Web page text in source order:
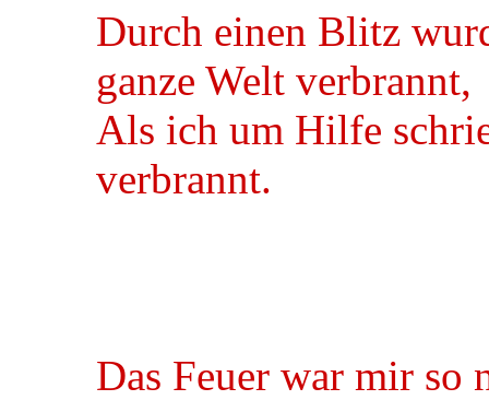
Durch einen Blitz
ganze Welt verbrannt,
Als ich um Hilfe
verbrannt.
Das Feuer war mir so